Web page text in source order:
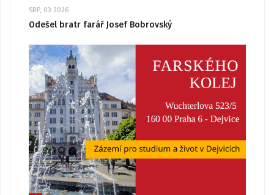
SRP, 03 2026
Odešel bratr farář Josef Bobrovský